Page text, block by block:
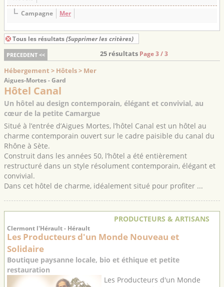
Campagne Mer
Tous les résultats (Supprimer les critères)
PRECEDENT << 25 résultats Page 3 / 3
Hébergement > Hôtels > Mer
Aigues-Mortes - Gard
Hôtel Canal
Un hôtel au design contemporain, élégant et convivial, au
cœur de la petite Camargue
Situé à l’entrée d’Aigues Mortes, l’hôtel Canal est un hôtel au
charme contemporain ouvert sur le cadre paisible du canal du
Rhône à Sète.
Construit dans les années 50, l’hôtel a été entièrement
restructuré dans un style résolument contemporain, élégant et
convivial.
Dans cet hôtel de charme, idéalement situé pour profiter ...
PRODUCTEURS & ARTISANS
Clermont l'Hérault - Hérault
Les Producteurs d'un Monde Nouveau et
Solidaire
Boutique paysanne locale, bio et éthique et petite
restauration
Les Producteurs d'un Monde